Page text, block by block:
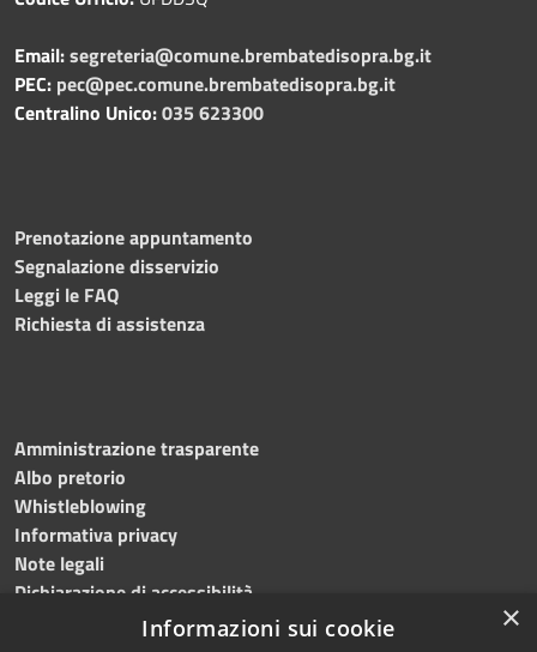
Email:segreteria@comune.brembatedisopra.bg.it
PEC: pec@pec.comune.brembatedisopra.bg.it
Centralino Unico:035 623300
Prenotazione appuntamento
Segnalazione disservizio
Leggi le FAQ
Richiesta di assistenza
Amministrazione trasparente
Albo pretorio
Whistleblowing
Informativa privacy
Note legali
Dichiarazione di accessibilità
×
Informazioni sui cookie